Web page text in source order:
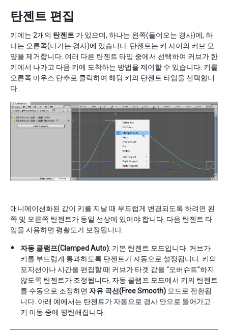
탄젠트 편집
키에는 2개의 탄젠트 가 있으며, 하나는 왼쪽(들어오는 경사)에, 하
나는 오른쪽(나가는 경사)에 있습니다. 탄젠트는 키 사이의 커브 모
양을 제거합니다. 여러 다른 탄젠트 타입 중에서 선택하여 커브가 한
키에서 나가고 다음 키에 도착하는 방법을 제어할 수 있습니다. 키를
오른쪽 마우스 단추로 클릭하여 해당 키의 탄젠트 타입을 선택합니
다.
애니메이션화된 값이 키를 지날 때 부드럽게 변경되도록 하려면 왼
쪽 및 오른쪽 탄젠트가 동일 선상에 있어야 합니다. 다음 탄젠트 타
입을 사용하면 평활도가 보장됩니다.
자동 클램프(Clamped Auto): 기본 탄젠트 모드입니다. 커브가
키를 부드럽게 통과하도록 탄젠트가 자동으로 설정됩니다. 키의
포지션이나 시간을 편집할 때 커브가 타겟 값을 “오버슈트”하지
않도록 탄젠트가 조정됩니다. 자동 클램프 모드에서 키의 탄젠트
를 수동으로 조정하면 자유 곡선(Free Smooth) 모드로 전환됩
니다. 아래 예에서는 탄젠트가 자동으로 경사 안으로 들어가고
키 이동 중에 평탄해집니다.